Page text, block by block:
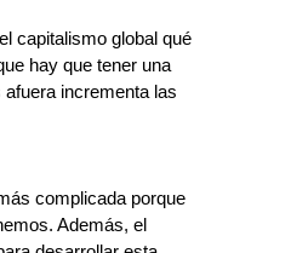
capitalismo global qué
hay que tener una
incrementa las
complicada porque
Además, el